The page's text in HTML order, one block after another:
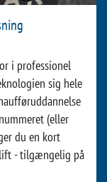
i professionel
sig hele
(eller
du en kort
- tilgængelig på